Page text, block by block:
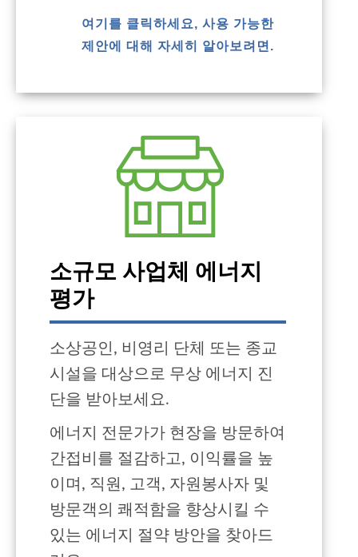
여기를 클릭하세요, 사용 가능한
제안에 대해 자세히 알아보려면.
소규모 사업체 에너지
평가
소상공인, 비영리 단체 또는 종교
시설을 대상으로 무상 에너지 진
단을 받아보세요.
에너지 전문가가 현장을 방문하여
간접비를 절감하고, 이익률을 높
이며, 직원, 고객, 자원봉사자 및
방문객의 쾌적함을 향상시킬 수
있는 에너지 절약 방안을 찾아드